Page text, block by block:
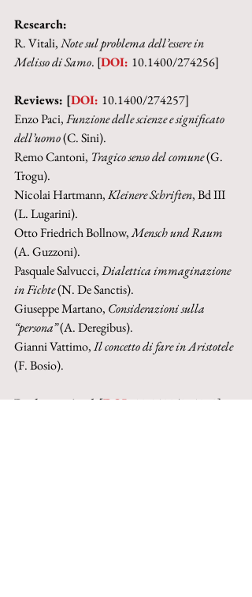
Research:
R. Vitali, Note sul problema dell’essere in
Melisso di Samo. [DOI: 10.1400/274256]
Reviews: [DOI: 10.1400/274257]
Enzo Paci, Funzione delle scienze e significato
dell’uomo (C. Sini).
Remo Cantoni, Tragico senso del comune (G.
Trogu).
Nicolai Hartmann, Kleinere Schriften, Bd III
(L. Lugarini).
Otto Friedrich Bollnow, Mensch und Raum
(A. Guzzoni).
Pasquale Salvucci, Dialettica immaginazione
in Fichte (N. De Sanctis).
Giuseppe Martano, Considerazioni sulla
“persona” (A. Deregibus).
Gianni Vattimo, Il concetto di fare in Aristotele
(F. Bosio).
Books received [DOI: 10.1400/274258]